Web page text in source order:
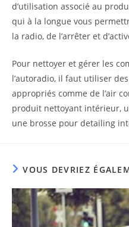
d’utilisation associé au
qui à la longue vous
la radio, de l’arrêter et
Pour nettoyer et gérer les
l’autoradio, il faut utiliser
appropriés comme de l’air
produit nettoyant intérieur,
une brosse pour detailing
VOUS DEVRIEZ